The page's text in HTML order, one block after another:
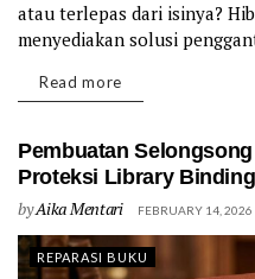
atau terlepas dari isinya?
menyediakan solusi
Read moreDetails
Pembuatan
Proteksi Library Binding
byAika Mentari FEBRUARY 14, 2026
REPARASI BUKU